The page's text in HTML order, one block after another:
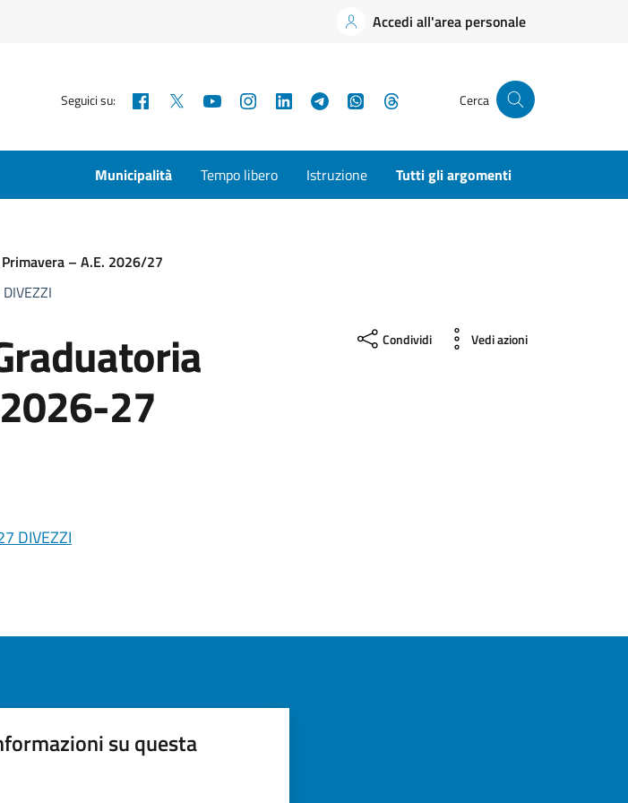
Accedi all'area personale
Seguici su: Facebook YouTubeInstagramLinkedInTelegramWhatsApp Cerca
Municipalità Tempo libero Istruzione Tutti gli argomenti
– A.E. 2026/27
27
Condividi Vedi azioni
DIVEZZI
su questa